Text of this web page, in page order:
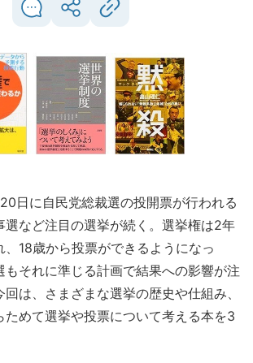
日に自民党総裁選の投開票が行われる
選など注目の選挙が続く。選挙権は2年
18歳から投票ができるようになっ
もそれに準じる計画で結果への影響が注
は、さまざまな選挙の歴史や仕組み、
ためて選挙や投票について考える本を3